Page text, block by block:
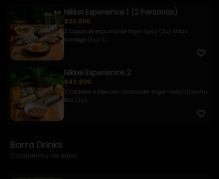
Nikkei Experience 1 (2 Personas)
$33.900
2 Copas de espumante Nigiri Spicy (2u) Alitas
Karaage (5u) S...
Nikkei Experience 2
$43.900
2 Cócteles a Elección (Wabisabi-Ikigai-Hato) Chashu
Bao (2u)...
Barra Drinks
Coctelería y de Autor